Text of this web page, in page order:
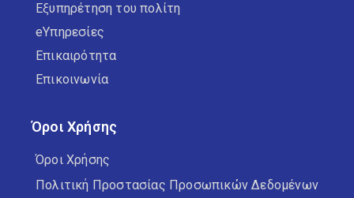
Εξυπηρέτηση του πολίτη
eΥπηρεσίες
Επικαιρότητα
Επικοινωνία
Όροι Χρήσης
Όροι Χρήσης
Πολιτική Προστασίας Προσωπικών Δεδομένων